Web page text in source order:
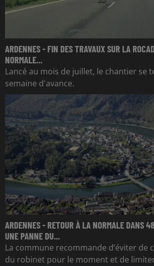
ARDENNES - FIN DES TRAVAUX SUR LA
NORMALE...
Lancé au mois de juillet, le chantier se
semaine d'avance.
ARDENNES - RETOUR À LA NORMALE DANS
UNE PANNE DU...
La commune recommande d’éviter de
du robinet pour le moment et de